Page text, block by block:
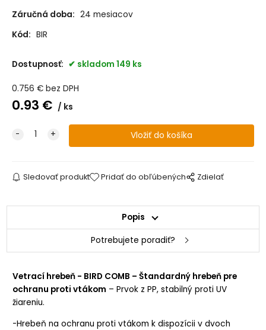
Záručná doba: 24 mesiacov
Kód: BIR
Dostupnosť: skladom 149 ks
0.756 € bez DPH
0.93 € ks
Sledovať produkt Pridať do obľúbených Zdielať
Popis
Potrebujete poradiť?
Vetrací hrebeň - BIRD COMB – Štandardný hrebeň pre
ochranu proti vtákom – Prvok z PP, stabilný proti UV
žiareniu.
-Hrebeň na ochranu proti vtákom k dispozícii v dvoch